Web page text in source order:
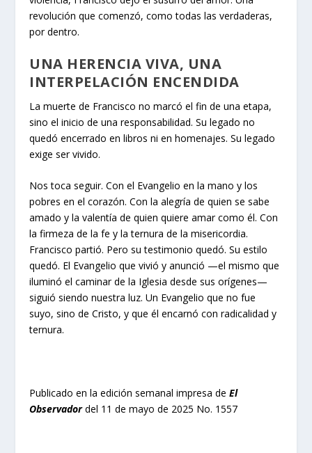
revolución que comenzó, como todas las verdaderas,
por dentro.
UNA HERENCIA VIVA, UNA
INTERPELACIÓN ENCENDIDA
La muerte de Francisco no marcó el fin de una etapa,
sino el inicio de una responsabilidad. Su legado no
quedó encerrado en libros ni en homenajes. Su legado
exige ser vivido.
Nos toca seguir. Con el Evangelio en la mano y los
pobres en el corazón. Con la alegría de quien se sabe
amado y la valentía de quien quiere amar como él. Con
la firmeza de la fe y la ternura de la misericordia.
Francisco partió. Pero su testimonio quedó. Su estilo
quedó. El Evangelio que vivió y anunció —el mismo que
iluminó el caminar de la Iglesia desde sus orígenes—
siguió siendo nuestra luz. Un Evangelio que no fue
suyo, sino de Cristo, y que él encarnó con radicalidad y
ternura.
Publicado en la edición semanal impresa deEl
Observadordel 11 de mayo de 2025 No. 1557